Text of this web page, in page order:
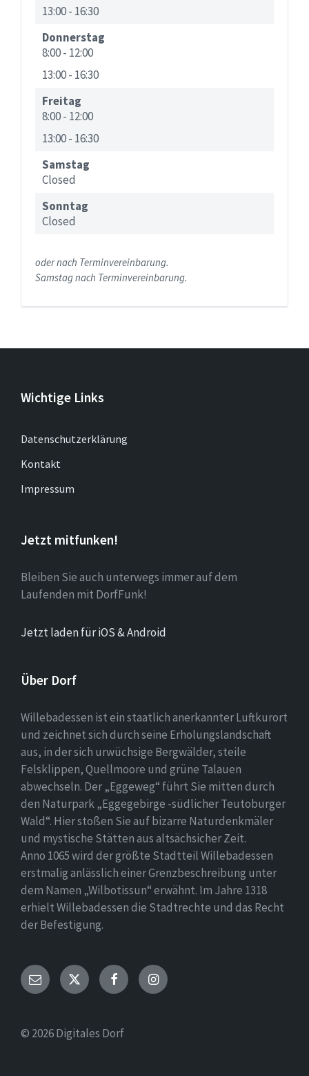
13:00- 16:30
Donnerstag
8:00- 12:00
13:00- 16:30
Freitag
8:00- 12:00
13:00- 16:30
Samstag
Closed
Sonntag
Closed
oder nach Terminvereinbarung.
Samstag nach Terminvereinbarung.
Wichtige Links
Datenschutzerklärung
Kontakt
Impressum
Jetzt mitfunken!
Bleiben Sie auch unterwegs immer auf dem
Laufenden mit DorfFunk!
Jetzt laden für iOS & Android
Über Dorf
Willebadessen ist ein staatlich anerkannter Luftkurort
und zeichnet sich durch seine Erholungslandschaft
aus, in der sich urwüchsige Bergwälder, steile
Felsklippen, Quellmoore und grüne Talauen
abwechseln. Der „Eggeweg“ führt Sie mitten durch
den Naturpark „Eggegebirge -südlicher Teutoburger
Wald“. Hier stoßen Sie auf bizarre Naturdenkmäler
und mystische Stätten aus altsächsicher Zeit.
Anno 1065 wird der größte Stadtteil Willebadessen
erstmalig anlässlich einer Grenzbeschreibung unter
dem Namen „Wilbotissun“ erwähnt. Im Jahre 1318
erhielt Willebadessen die Stadtrechte und das Recht
der Befestigung.
Email TwitterFacebookInstagram
© 2026 Digitales Dorf